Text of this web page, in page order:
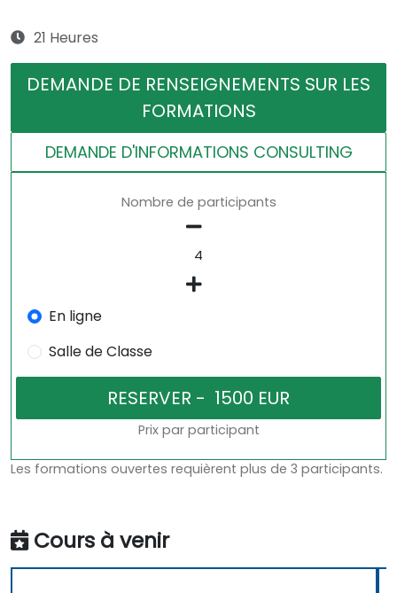
21 Heures
DEMANDE DE RENSEIGNEMENTS SUR LES
FORMATIONS
DEMANDE D'INFORMATIONS CONSULTING
Nombre de participants
En ligne
Salle de Classe
Prix par participant
Les formations ouvertes requièrent plus de 3 participants.
Cours à venir